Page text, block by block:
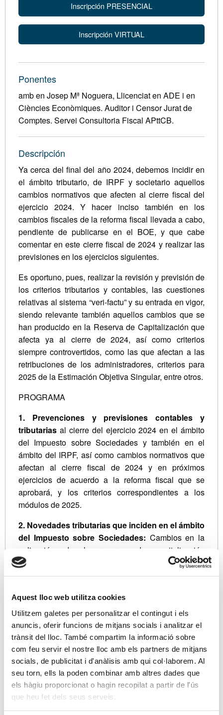
Aquest lloc web utilitza cookies
Utilitzem galetes per personalitzar el contingut i els
anuncis, oferir funcions de mitjans socials i analitzar el
trànsit del lloc. També compartim la informació sobre
com feu servir el nostre lloc amb els partners de mitjans
socials, de publicitat i d'anàlisis amb qui col·laborem. Al
seu torn, ells la poden combinar amb altres dades que
els hàgiu proporcionat o hagin recopilat a partir de l'ús
que heu fet dels seus serveis.
Inscripción PRESENCIAL
Inscripción VIRTUAL
Ponentes
amb en Josep Mª Noguera, Llicenciat en ADE i en
Ciències Econòmiques. Auditor i Censor Jurat de
Comptes. Servei Consultoria Fiscal APttCB.
Descripción
Ya cerca del final del año 2024, debemos incidir en
el ámbito tributario, de IRPF y societario aquellos
cambios normativos que afecten al cierre fiscal del
ejercicio 2024. Y hacer inciso también en los
cambios fiscales de la reforma fiscal llevada a cabo,
pendiente de publicarse en el BOE, y que cabe
comentar en este cierre fiscal de 2024 y realizar las
previsiones en los ejercicios siguientes.
Es oportuno, pues, realizar la revisión y previsión de
los criterios tributarios y contables, las cuestiones
relativas al sistema “veri-factu” y su entrada en vigor,
siendo relevante también aquellos cambios que se
han producido en la Reserva de Capitalización que
afecta ya al cierre de 2024, así como criterios
siempre controvertidos, como las que afectan a las
retribuciones de los administradores, criterios para
2025 de la Estimación Objetiva Singular, entre otros.
PROGRAMA
1. Prevenciones y previsiones contables y
tributarias al cierre del ejercicio 2024 en el ámbito
del Impuesto sobre Sociedades y también en el
ámbito del IRPF, así como cambios normativos que
afectan al cierre fiscal de 2024 y en próximos
ejercicios de acuerdo a la reforma fiscal que se
aprobará, y los criterios correspondientes a los
módulos de 2025.
2. Novedades tributarias que inciden en el ámbito
del Impuesto sobre Sociedades: Cambios en la
aplicación de la reserva de capitalización
(porcentaje aplicable y temporalidad en la dotación
de la reserva indisponible, cambios en el criterio en
de vehículos sostenibles, cambios en tipos
impositivos en sociedades Pymes y empresas
emergentes, y sus criterios en grupos societarios.
3. Aspectos contables y fiscales que inciden en
el cierre de 2024:
-Fondos Propios:operaciones mercantiles
realizadas y su incidencia fiscal, criterios en
ampliaciones de capital por compensación de